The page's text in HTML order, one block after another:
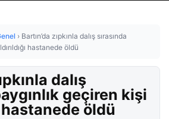
› Bartın’da zıpkınla dalış sırasında
hastanede öldü
dalış
geçiren kişi
hastanede öldü